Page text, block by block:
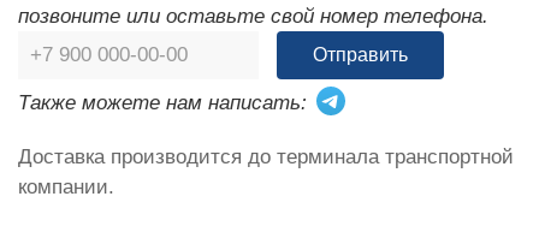
позвоните или оставьте свой номер телефона.
Отправить
Также можете нам написать:
Доставка производится до терминала транспортной
компании.